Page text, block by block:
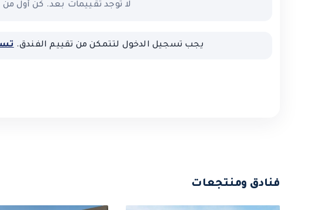
لا توجد تقييمات بعد. كن أول
يجب تسجيل الدخول لتتمكن من تقييم الفندق.
فنادق ومنتجعات